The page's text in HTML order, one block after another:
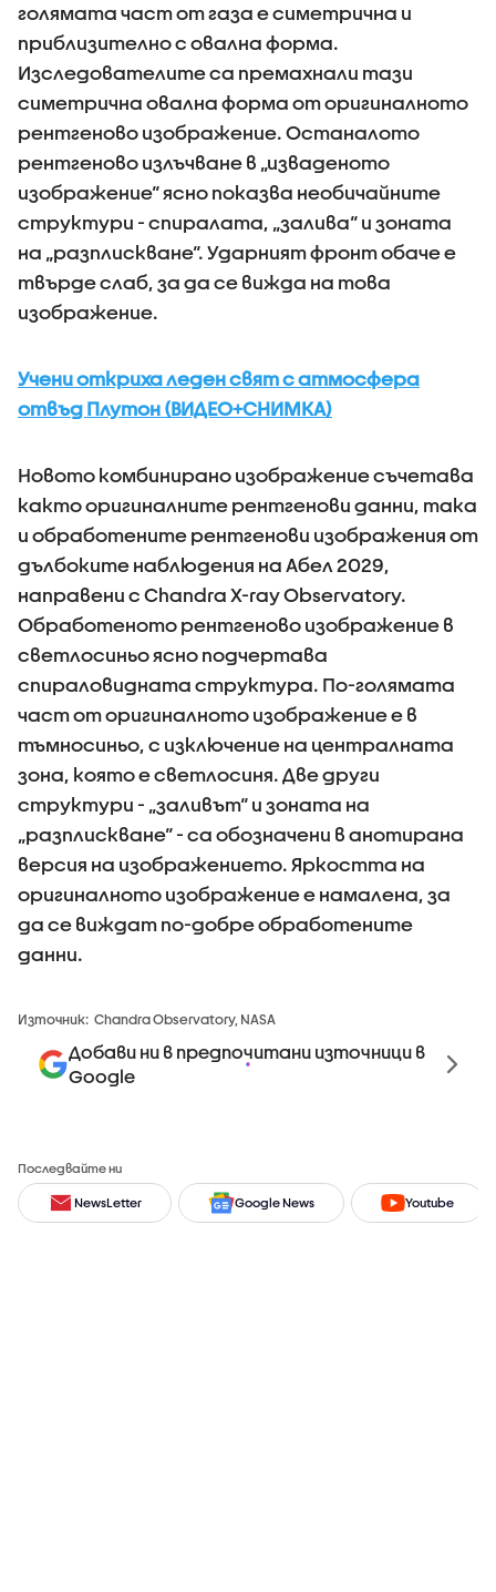
голямата част от газа е симетрична и
приблизително с овална форма.
Изследователите са премахнали тази
симетрична овална форма от оригиналното
рентгеново изображение. Останалото
рентгеново излъчване в „изваденото
изображение“ ясно показва необичайните
структури - спиралата, „залива“ и зоната
на „разплискване“. Ударният фронт обаче е
твърде слаб, за да се вижда на това
изображение.
Учени откриха леден свят с атмосфера
отвъд Плутон (ВИДЕО+СНИМКА)
Новото комбинирано изображение съчетава
както оригиналните рентгенови данни, така
и обработените рентгенови изображения от
дълбоките наблюдения на Абел 2029,
направени с Chandra X-ray Observatory.
Обработеното рентгеново изображение в
светлосиньо ясно подчертава
спираловидната структура. По-голямата
част от оригиналното изображение е в
тъмносиньо, с изключение на централната
зона, която е светлосиня. Две други
структури - „заливът“ и зоната на
„разплискване“ - са обозначени в анотирана
версия на изображението. Яркостта на
оригиналното изображение е намалена, за
да се виждат по-добре обработените
данни.
Източник: Chandra Observatory, NASA
Добави ни в предпочитани източници в
Google
Последвайте ни
NewsLetter Google News Youtube